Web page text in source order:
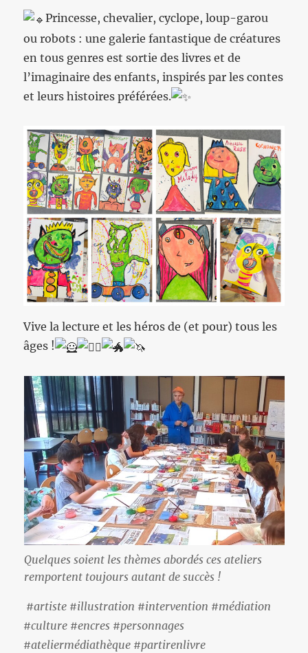
Princesse, chevalier, cyclope, loup-garou
ou robots : une galerie fantastique de créatures
en tous genres est sortie des livres et de
l’imaginaire des enfants, inspirés par les contes
et leurs histoires préférées.
Vive la lecture et les héros de (et pour) tous les
âges !
Quelques soient les thèmes abordés ces ateliers
remportent toujours autant de succès !
#artiste #illustration #intervention #médiation
#culture #encres #personnages
#ateliermédiathèque #partirenlivre